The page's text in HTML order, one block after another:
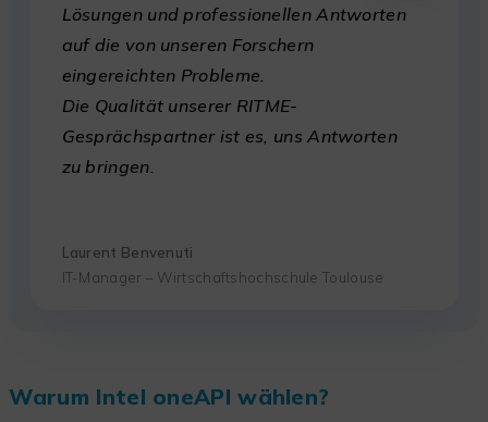
Lösungen und professionellen Antworten
auf die von unseren Forschern
eingereichten Probleme.
Die Qualität unserer RITME-
Gesprächspartner ist es, uns Antworten
zu bringen.
Laurent Benvenuti
IT-Manager – Wirtschaftshochschule Toulouse
Warum Intel oneAPI wählen?